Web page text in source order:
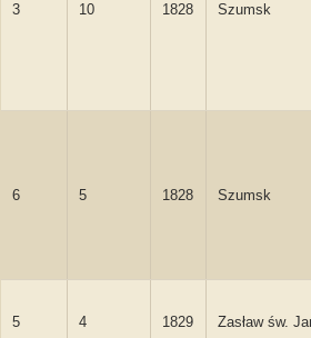
3 10 1828 Szumsk
6 5 1828 Szumsk
5 4 1829 Zasław św.